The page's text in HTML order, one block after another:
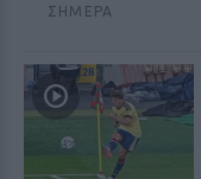
ΣΉΜΕΡΑ